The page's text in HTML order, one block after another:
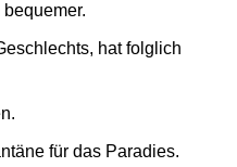
hat folglich
für das Paradies.